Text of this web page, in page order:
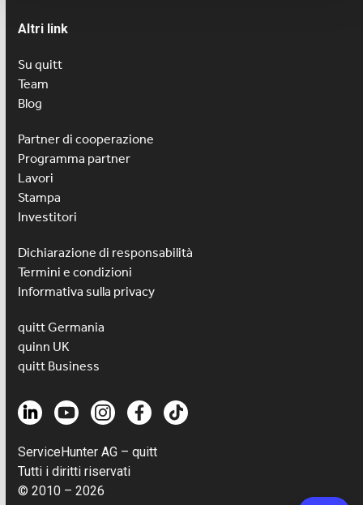
Altri link
Su quitt
Team
Blog
Partner di cooperazione
Programma partner
Lavori
Stampa
Investitori
Dichiarazione di responsabilità
Termini e condizioni
Informativa sulla privacy
quitt Germania
quinn UK
quitt Business
ServiceHunter AG – quitt
Tutti i diritti riservati
© 2010 – 2026